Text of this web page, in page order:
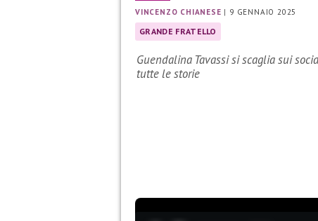
VINCENZO CHIANESE | 9 GENNAIO 2025
GRANDE FRATELLO
Guendalina Tavassi si scaglia sui
tutte le storie